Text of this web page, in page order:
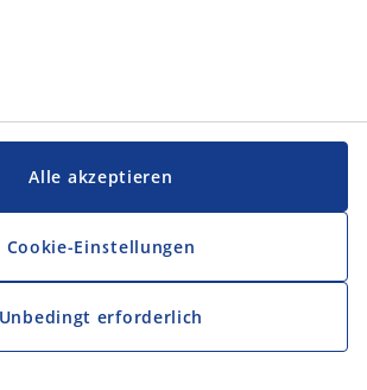
Alle akzeptieren
Cookie-Einstellungen
Unbedingt erforderlich